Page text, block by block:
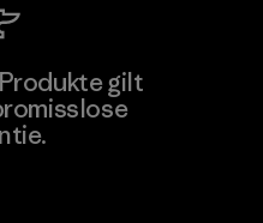
gilt